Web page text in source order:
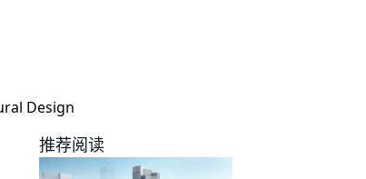
Design
推荐阅读